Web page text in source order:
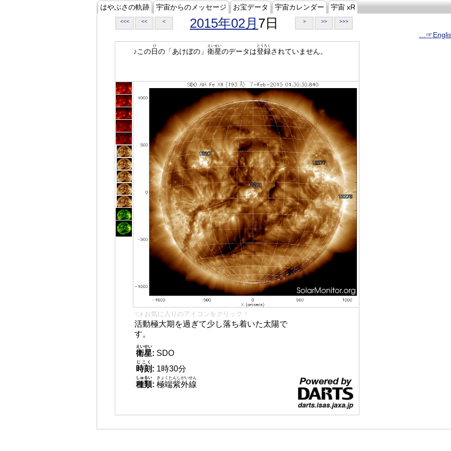
はやぶさの軌跡 宇宙からのメッセージ お宝データ 宇宙カレンダー 宇宙 xR
<<< << < 2015年02月 7日 > >> >>>
♪この日
ひ
の「あけぼの」 衛星
えいせい
のデータは登録
とうろく
されていません。
👈 お気に入りのアイコンをクリック！
活動極大期を過ぎて少し落ち着いた太陽で
す。
衛星
えいせい
: SDO
時刻
じこく
: 1時30分
種類
しゅるい
: 極端紫外線
きょくたんしがいせん